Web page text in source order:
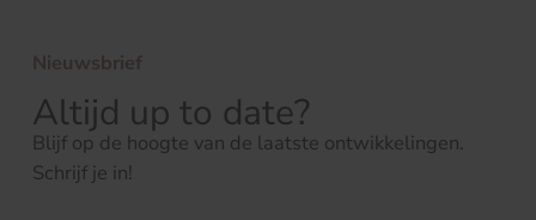
Nieuwsbrief
Altijd up to date?
Blijf op de hoogte van de laatste ontwikkelingen.
Schrijf je in!